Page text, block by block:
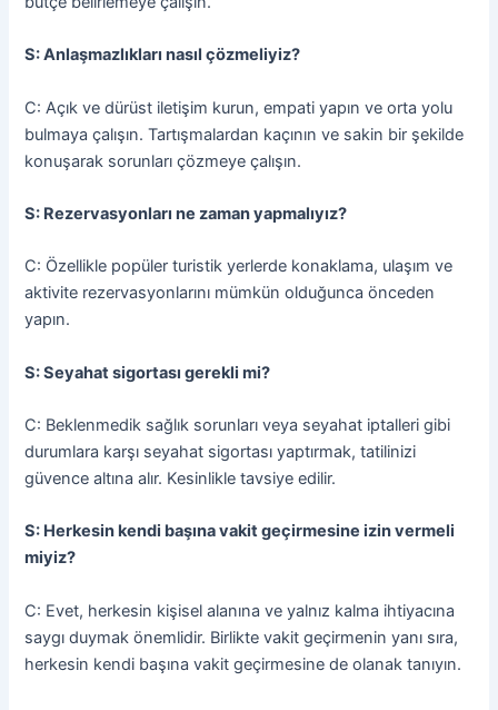
S: Anlaşmazlıkları nasıl çözmeliyiz?
C: Açık ve dürüst iletişim kurun, empati yapın ve orta yolu
bulmaya çalışın. Tartışmalardan kaçının ve sakin bir şekilde
konuşarak sorunları çözmeye çalışın.
S: Rezervasyonları ne zaman yapmalıyız?
C: Özellikle popüler turistik yerlerde konaklama, ulaşım ve
aktivite rezervasyonlarını mümkün olduğunca önceden
yapın.
S: Seyahat sigortası gerekli mi?
C: Beklenmedik sağlık sorunları veya seyahat iptalleri gibi
durumlara karşı seyahat sigortası yaptırmak, tatilinizi
güvence altına alır. Kesinlikle tavsiye edilir.
S: Herkesin kendi başına vakit geçirmesine izin vermeli
miyiz?
C: Evet, herkesin kişisel alanına ve yalnız kalma ihtiyacına
saygı duymak önemlidir. Birlikte vakit geçirmenin yanı sıra,
herkesin kendi başına vakit geçirmesine de olanak tanıyın.